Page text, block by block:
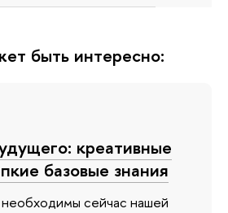
быть интересно:
креативные
базовые знания
сейчас нашей